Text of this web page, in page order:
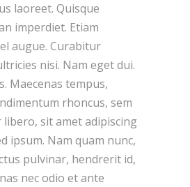
laoreet. Quisque
imperdiet. Etiam
augue. Curabitur
nisi. Nam eget dui.
Maecenas tempus,
rhoncus, sem
libero, sit amet adipiscing
ipsum. Nam quam nunc,
pulvinar, hendrerit id,
nec odio et ante